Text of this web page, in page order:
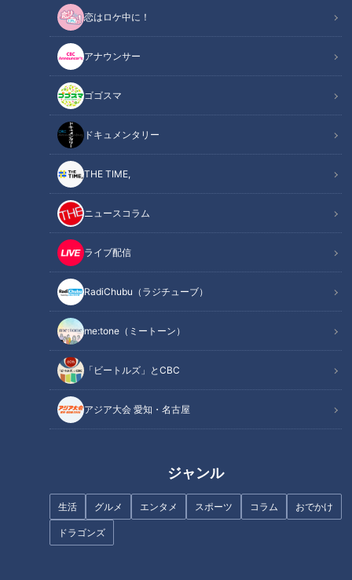
恋はロケ中に！
アナウンサー
ゴゴスマ
ドキュメンタリー
THE TIME,
ニュースコラム
ライブ配信
RadiChubu（ラジチューブ）
me:tone（ミートーン）
「ビートルズ」とCBC
アジア大会 愛知・名古屋
ジャンル
生活 グルメ エンタメ スポーツ コラム おでかけ
ドラゴンズ
記事に戻る
この記事を見たあなたへのおすすめ
中日井上監督「90点」の沖縄キ
ャンプ終了 若手野手が猛アピ
ール、MVPに辻本・樋口ら
ドラゴンズ石川昂弥の復調の裏
に在った立浪和義監督の英断
指揮官の期待を胸に真の４番へ
直倫の覚醒を強く願う
得へ7年目でたどりついた答え